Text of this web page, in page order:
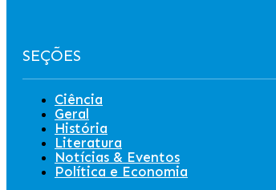
SEÇÕES
Ciência
Geral
História
Literatura
Notícias & Eventos
Política e Economia